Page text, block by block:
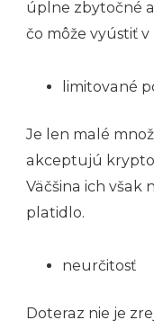
úplne zbytočné
čo môže vyústiť
limitované
Je len malé
akceptujú
Väčšina ich však
platidlo.
neurčitosť
Doteraz nie je